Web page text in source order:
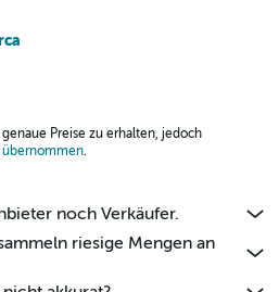
Preise zu erhalten, jedoch
übernommen.
noch Verkäufer.
riesige Mengen an